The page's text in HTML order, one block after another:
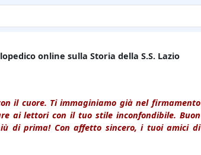
online sulla Storia della S.S. Lazio
il cuore. Ti immaginiamo già nel firmamento
ai lettori con il tuo stile inconfondibile. Buon
di prima! Con affetto sincero, i tuoi amici di